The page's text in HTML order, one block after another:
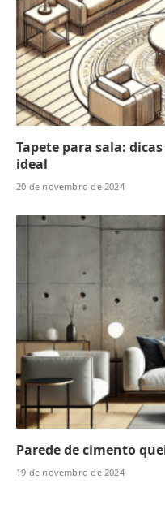
Tapete para sala:
ideal
20 de novembro de 2024
Parede de cimento
19 de novembro de 2024